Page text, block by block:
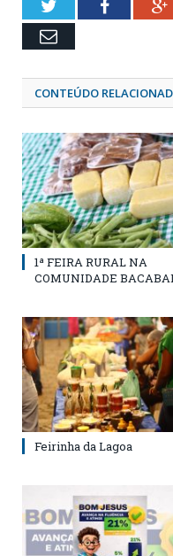
TwitterFacebook
Email
CONTEÚDO
1ª FEIRA RURAL NA
COMUNIDADE
Feirinha da Lagoa